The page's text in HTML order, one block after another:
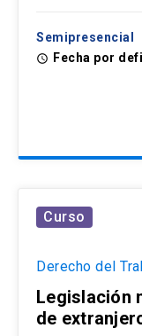
Semipresencial
access_time Fecha por
Curso
Derecho del
Legislación
de